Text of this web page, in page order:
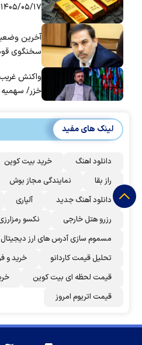
۱۴۰۵/۰۵/۱۷
آخرین
سخنگوی
واکنش
خزر/
لینک های مفید
دانلود اهنگ خرید بیت کوین
راز بقا
نمایندگی مجاز بوش
دانلود آهنگ جدید
آلپاری
رزرو هتل خارجی
نکسو
مسموم سازی آدرس های ارز دیجیتال
تحلیل قیمت کاردانو
خرید و
قیمت لحظه ای بیت کوین
قیمت اتریوم امروز